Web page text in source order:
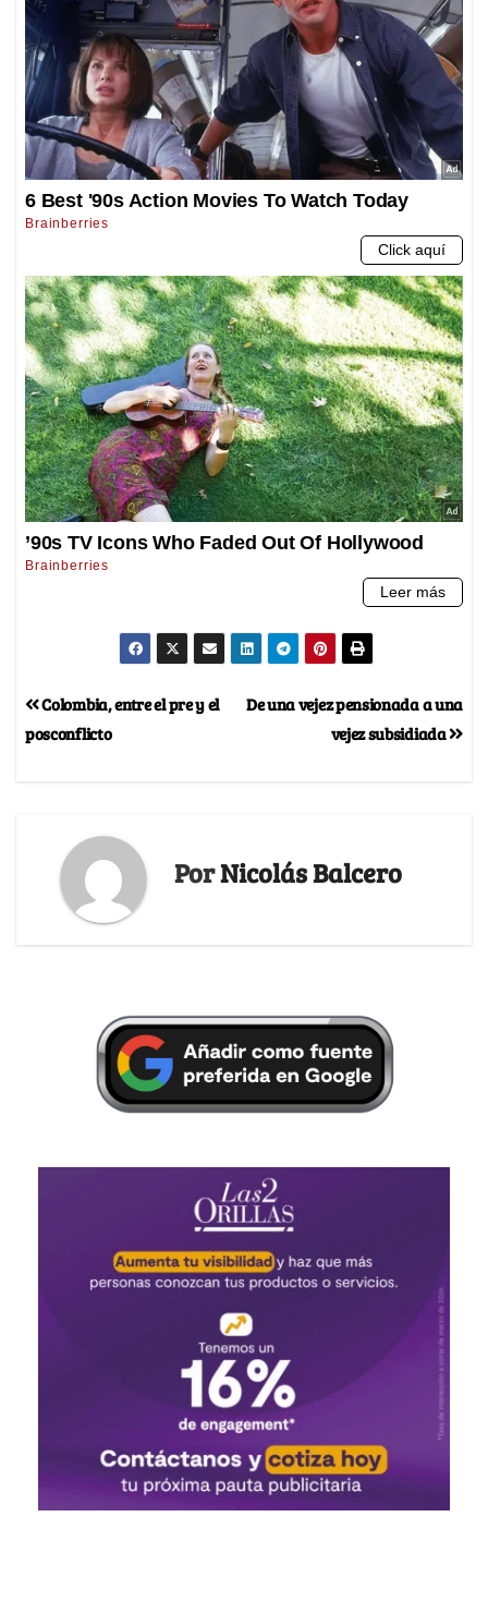
De una vejez pensionada a una
vejez subsidiada
Colombia, entre el pre y el
posconflicto
PorNicolás Balcero